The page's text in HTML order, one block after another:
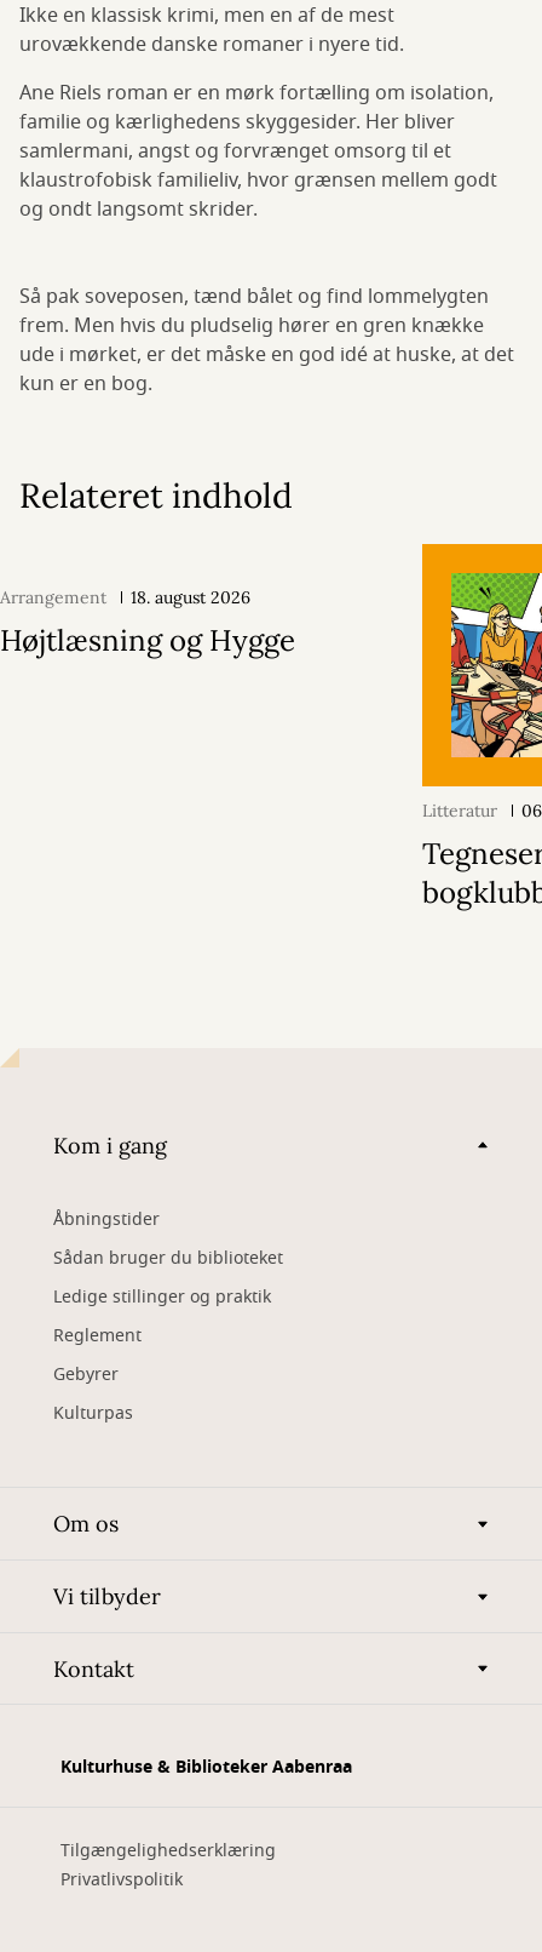
Ikke en klassisk krimi, men en af de mest
urovækkende danske romaner i nyere tid.
Ane Riels roman er en mørk fortælling om isolation,
familie og kærlighedens skyggesider. Her bliver
samlermani, angst og forvrænget omsorg til et
klaustrofobisk familieliv, hvor grænsen mellem godt
og ondt langsomt skrider.
Så pak soveposen, tænd bålet og find lommelygten
frem. Men hvis du pludselig hører en gren knække
ude i mørket, er det måske en god idé at huske, at det
kun er en bog.
Relateret indhold
Arrangement 18. august 2026
Højtlæsning og Hygge
Litteratur
Kom i gang
Åbningstider
Sådan bruger du biblioteket
Ledige stillinger og praktik
Reglement
Gebyrer
Kulturpas
Om os
Vi tilbyder
Kontakt
Kulturhuse & Biblioteker Aabenraa
Tilgængelighedserklæring
Privatlivspolitik